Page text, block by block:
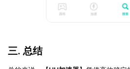
三. 总结